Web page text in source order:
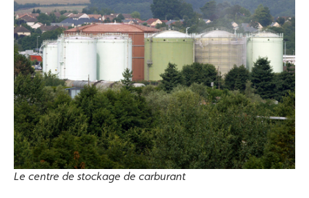
Le centre de stockage de carburant